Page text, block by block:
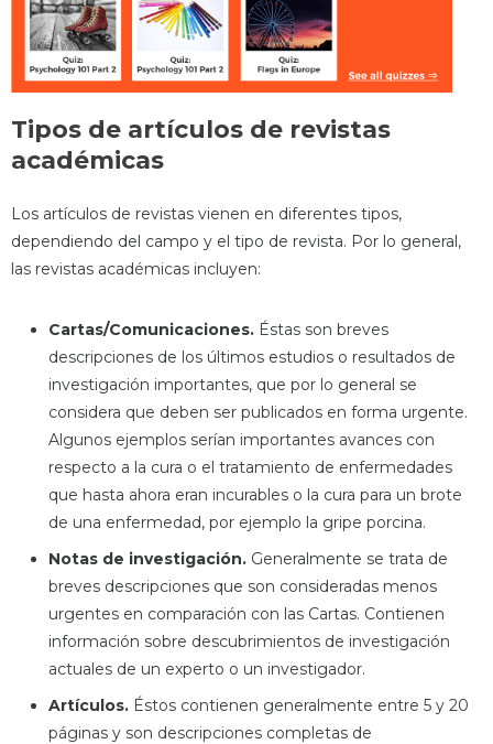
Tipos de artículos de revistas
académicas
Los artículos de revistas vienen en diferentes tipos,
dependiendo del campo y el tipo de revista. Por lo general,
las revistas académicas incluyen:
Cartas/Comunicaciones. Éstas son breves
descripciones de los últimos estudios o resultados de
investigación importantes, que por lo general se
considera que deben ser publicados en forma urgente.
Algunos ejemplos serían importantes avances con
respecto a la cura o el tratamiento de enfermedades
que hasta ahora eran incurables o la cura para un brote
de una enfermedad, por ejemplo la gripe porcina.
Notas de investigación. Generalmente se trata de
breves descripciones que son consideradas menos
urgentes en comparación con las Cartas. Contienen
información sobre descubrimientos de investigación
actuales de un experto o un investigador.
Artículos. Éstos contienen generalmente entre 5 y 20
páginas y son descripciones completas de